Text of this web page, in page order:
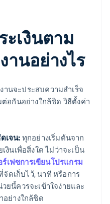
ะเงินตาม
านอย่างไร
านจะประสบความสำเร็จ
อกันอย่างใกล้ชิด วิธีตั้งค่า
เจน: ทุกอย่างเริ่มต้นจาก
งินเพื่อสิ่งใด ไม่ว่าจะเป็น
ร์เฟซการเขียนโปรแกรม
จัดเก็บไว้, นาที หรือการ
ยนี้ควรจะเข้าใจง่ายและ
อย่างใกล้ชิด